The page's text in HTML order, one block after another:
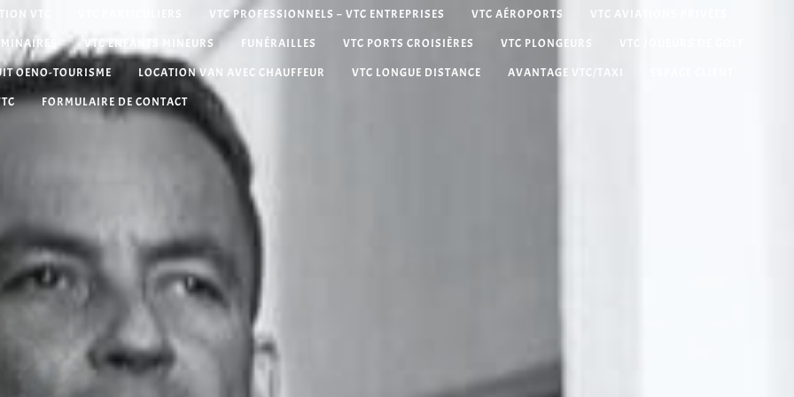
VTC VTC PROFESSIONNELS – VTC ENTREPRISES VTC AÉROPORTS VTC AVIATIONS PRIVÉES
VTC ENFANTS MINEURS FUNÉRAILLES VTC PORTS CROISIÈRES VTC PLONGEURS VTC JOUEURS DE GOLF
OENO-TOURISME LOCATION VAN AVEC CHAUFFEUR VTC LONGUE DISTANCE AVANTAGE VTC/TAXI
FORMULAIRE DE CONTACT